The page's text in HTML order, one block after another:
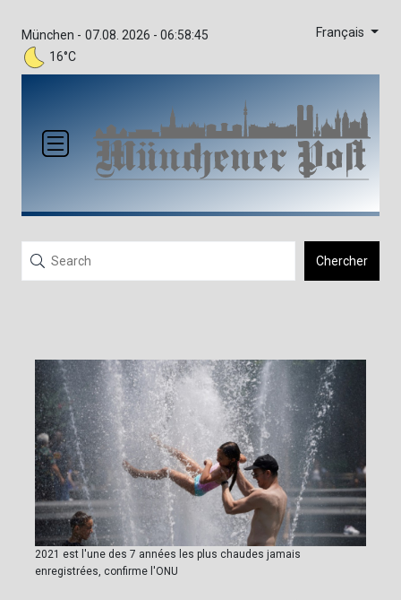
München -
16°C
07.08. 2026 - 06:58:45 Français
Chercher
2021 est l'une des 7 années les plus chaudes jamais
enregistrées, confirme l'ONU